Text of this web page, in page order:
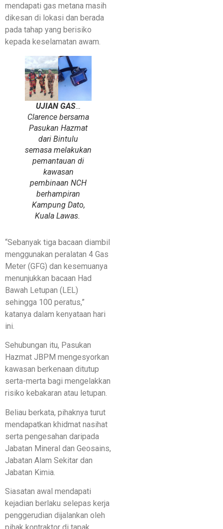
mendapati gas metana masih
dikesan di lokasi dan berada
pada tahap yang berisiko
kepada keselamatan awam.
UJIAN GAS…
Clarence bersama
Pasukan Hazmat
dari Bintulu
semasa melakukan
pemantauan di
kawasan
pembinaan NCH
berhampiran
Kampung Dato,
Kuala Lawas.
“Sebanyak tiga bacaan diambil
menggunakan peralatan 4 Gas
Meter (GFG) dan kesemuanya
menunjukkan bacaan Had
Bawah Letupan (LEL)
sehingga 100 peratus,”
katanya dalam kenyataan hari
ini.
Sehubungan itu, Pasukan
Hazmat JBPM mengesyorkan
kawasan berkenaan ditutup
serta-merta bagi mengelakkan
risiko kebakaran atau letupan.
Beliau berkata, pihaknya turut
mendapatkan khidmat nasihat
serta pengesahan daripada
Jabatan Mineral dan Geosains,
Jabatan Alam Sekitar dan
Jabatan Kimia.
Siasatan awal mendapati
kejadian berlaku selepas kerja
penggerudian dijalankan oleh